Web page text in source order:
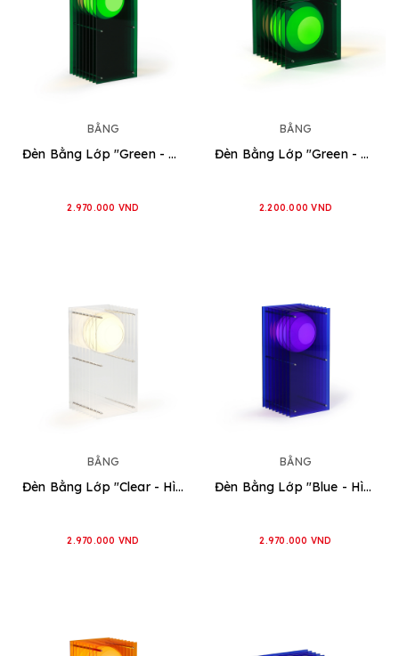
BẰNG
Đèn Bằng Lớp "Green - Hình Chữ Nhật" [2 loại]
2.970.000 VND
BẰNG
Đèn Bằng Lớp "Green - Hình Vuông" [2 loại]
2.200.000 VND
BẰNG
Đèn Bằng Lớp "Clear - Hình Chữ Nhật" [2 loại]
2.970.000 VND
BẰNG
Đèn Bằng Lớp "Blue - Hình Chữ Nhật" [2 loại]
2.970.000 VND